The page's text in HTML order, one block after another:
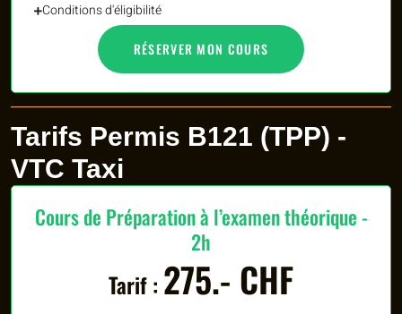
Conditions d'éligibilité
RÉSERVER MON COURS
Tarifs Permis B121 (TPP) -
VTC Taxi
Cours de Préparation à l’examen théorique -
2h
Tarif : 275.- CHF